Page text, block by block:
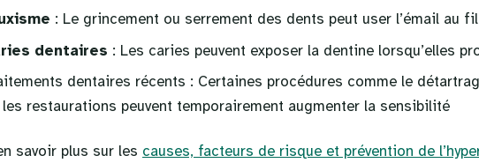
: Le grincement ou serrement des dents peut user l’émail au
dentaires : Les caries peuvent exposer la dentine lorsqu’elles
dentaires récents : Certaines procédures comme le
les restaurations peuvent temporairement augmenter la sensibilité
savoir plus sur les causes, facteurs de risque et prévention de